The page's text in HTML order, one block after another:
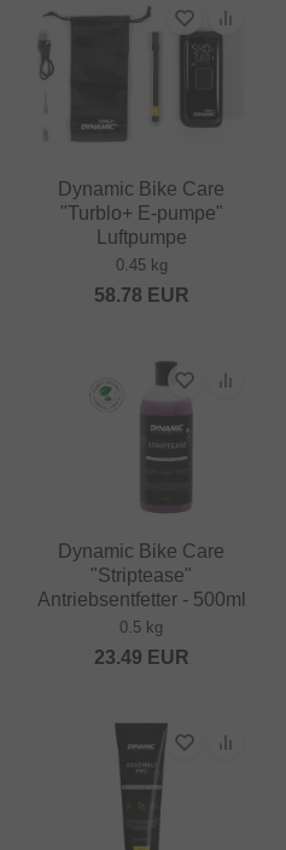
Dynamic Bike Care
"Turblo+ E-pumpe"
Luftpumpe
0.45 kg
58.78 EUR
Dynamic Bike Care
"Striptease"
Antriebsentfetter - 500ml
0.5 kg
23.49 EUR